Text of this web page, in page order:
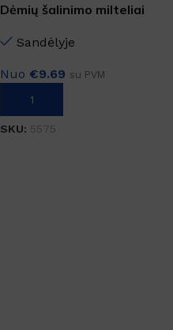
Dėmių šalinimo milteliai
Sandėlyje
Nuo €9.69 su PVM
Į KREPŠELĮ
SKU: 5575